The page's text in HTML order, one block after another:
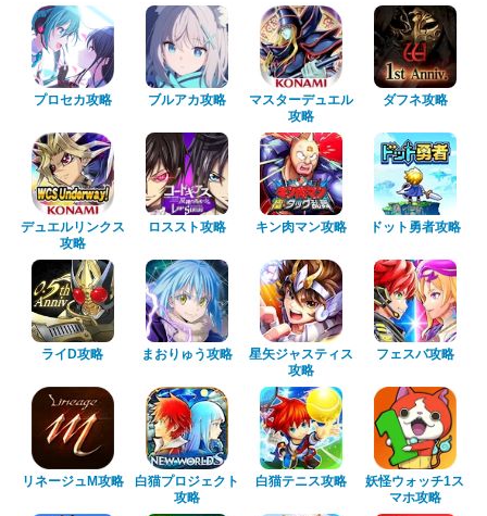
プロセカ攻略 ブルアカ攻略
マスターデュエル
攻略
ダフネ攻略
デュエルリンクス
攻略
ロススト攻略 キン肉マン攻略 ドット勇者攻略
ライD攻略 まおりゅう攻略
星矢ジャスティス
攻略
フェスバ攻略
リネージュM攻略
白猫プロジェクト
攻略
白猫テニス攻略
妖怪ウォッチ1ス
マホ攻略